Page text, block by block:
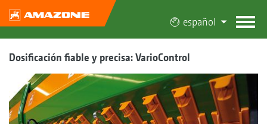
español
Dosificación fiable y precisa: VarioControl